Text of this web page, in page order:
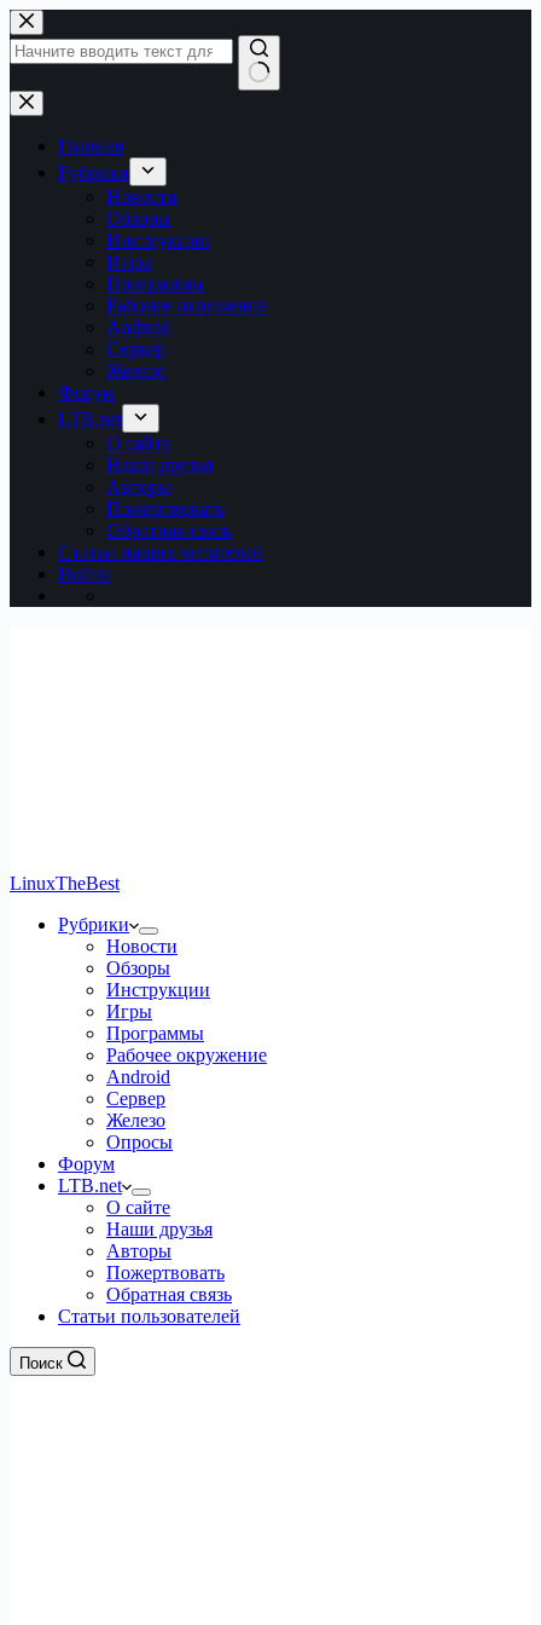
Перейти
к
сути
Ничего
не
найденоГлавная
Рубрики
Новости
Обзоры
Инструкции
Игры
Программы
Рабочее окружение
Android
Сервер
Железо
Форум
LTB.net
О сайте
Наши друзья
Авторы
Пожертвовать
Обратная связь
Статьи наших читателей
Войти
LinuxTheBest
Рубрики
Новости
Обзоры
Инструкции
Игры
Программы
Рабочее окружение
Android
Сервер
Железо
Опросы
Форум
LTB.net
О сайте
Наши друзья
Авторы
Пожертвовать
Обратная связь
Статьи пользователей
Поиск